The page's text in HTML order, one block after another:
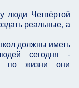
люди Четвёртой
реальные, а
должны иметь
сегодня -
по жизни они